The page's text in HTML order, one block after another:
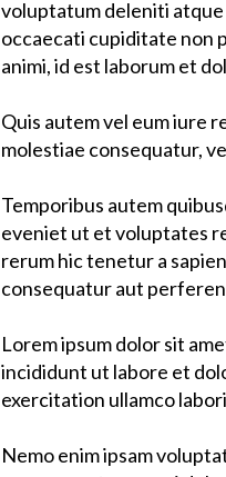
voluptatum deleniti
occaecati cupiditate non
animi, id est laborum et
Quis autem vel eum iure
molestiae consequatur,
Temporibus autem
eveniet ut et voluptates
rerum hic tenetur a
consequatur aut
Lorem ipsum dolor sit
incididunt ut labore et
exercitation ullamco
Nemo enim ipsam